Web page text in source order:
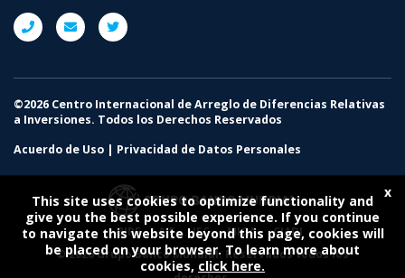
x
This site uses cookies to optimize functionality and
give you the best possible experience. If you continue
to navigate this website beyond this page, cookies will
be placed on your browser. To learn more about
cookies, click here.
©2026 Centro Internacional de Arreglo de Diferencias Relativas
a Inversiones. Todos los Derechos Reservados
Acuerdo de Uso | Privacidad de Datos Personales
BIRF AIF IFC MIGA
CIADI
©2026 Grupo Banco Mundial. Reservados todos los